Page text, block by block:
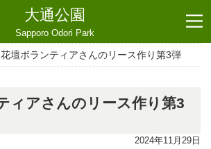
大通公園
Sapporo Odori Park
壇ボランティアさんのリース作り第3弾
ィアさんのリース作り第3
2024年11月29日